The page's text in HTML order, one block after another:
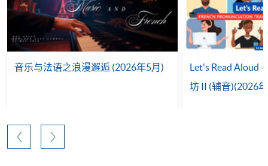
音乐与法语之浪漫邂逅 (2026年5月)
Let's Read Aloud
坊 II (辅音)(2026